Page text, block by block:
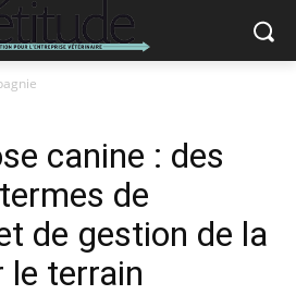
canine : des
de
de gestion de la
le terrain